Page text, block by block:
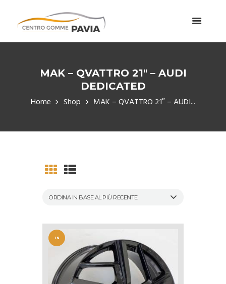
MAK – QVATTRO 21″ – AUDI
DEDICATED
Home Shop MAK – QVATTRO 21″ – AUDI...
IN
A!